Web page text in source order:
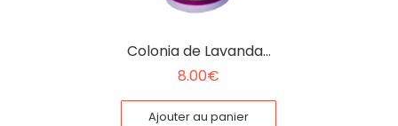
Colonia de Lavanda…
8.00€
Ajouter au panier